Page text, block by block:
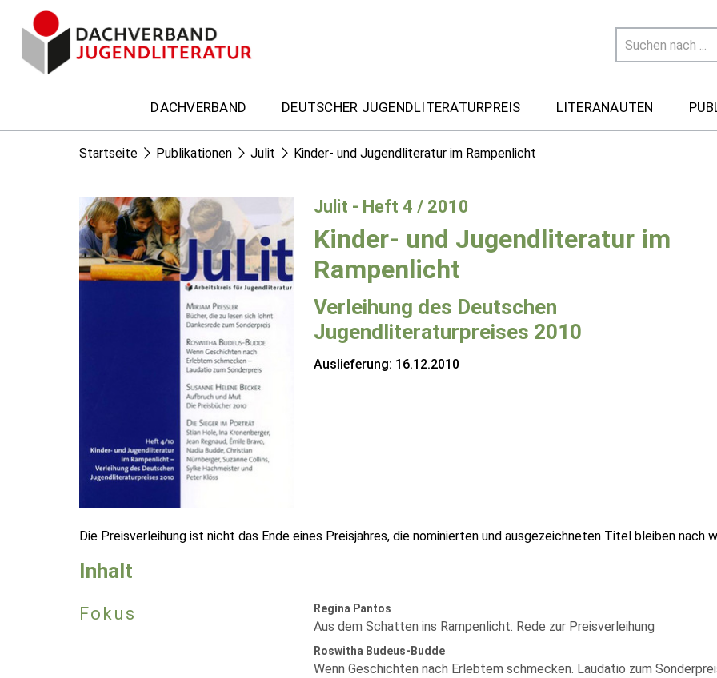
DACHVERBAND DEUTSCHER JUGENDLITERATURPREIS LITERANAUTEN
Startseite Publikationen Julit Kinder- und Jugendliteratur im Rampenlicht
Julit - Heft 4 / 2010
Kinder- und Jugendliteratur im
Rampenlicht
Verleihung des Deutschen
Jugendliteraturpreises 2010
Auslieferung: 16.12.2010
Die Preisverleihung ist nicht das Ende eines Preisjahres, die nominierten und ausgezeichneten Titel bleiben nach
Inhalt
Fokus Regina Pantos
Aus dem Schatten ins Rampenlicht. Rede zur Preisverleihung
Roswitha Budeus-Budde
Wenn Geschichten nach Erlebtem schmecken. Laudatio zum